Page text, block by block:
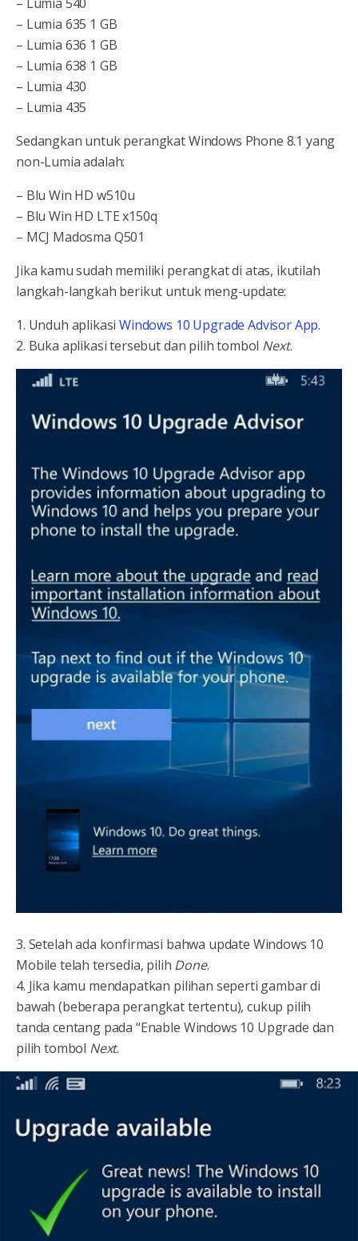
– Lumia 635 1 GB
– Lumia 636 1 GB
– Lumia 638 1 GB
– Lumia 430
– Lumia 435
Sedangkan untuk perangkat Windows Phone 8.1 yang
non-Lumia adalah:
– Blu Win HD w510u
– Blu Win HD LTE x150q
– MCJ Madosma Q501
Jika kamu sudah memiliki perangkat di atas, ikutilah
langkah-langkah berikut untuk meng-update:
1. Unduh aplikasi Windows 10 Upgrade Advisor App.
2. Buka aplikasi tersebut dan pilih tombol Next.
3. Setelah ada konfirmasi bahwa update Windows 10
Mobile telah tersedia, pilih Done.
4. Jika kamu mendapatkan pilihan seperti gambar di
bawah (beberapa perangkat tertentu), cukup pilih
tanda centang pada “Enable Windows 10 Upgrade dan
pilih tombol Next.